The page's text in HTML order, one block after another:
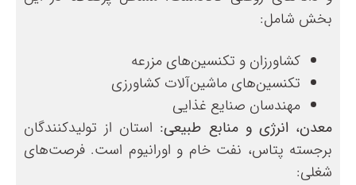
بخش شامل:
کشاورزان و تکنسین‌های مزرعه
تکنسین‌های ماشین‌آلات کشاورزی
مهندسان صنایع غذایی
معدن، انرژی و منابع طبیعی: استان از تولیدکنندگان
برجسته پتاس، نفت خام و اورانیوم است. فرصت‌های
شغلی: